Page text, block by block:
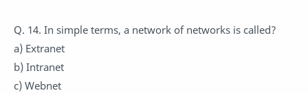
Q. 14. In simple terms, a network of networks is called?
a) Extranet
b) Intranet
c) Webnet